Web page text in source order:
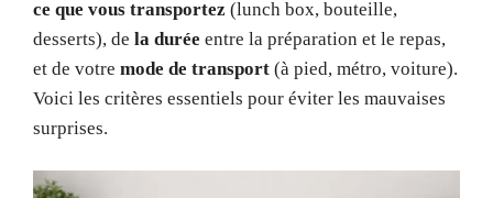
ce que vous transportez (lunch box, bouteille,
desserts), de la durée entre la préparation et le repas,
et de votre mode de transport (à pied, métro, voiture).
Voici les critères essentiels pour éviter les mauvaises
surprises.